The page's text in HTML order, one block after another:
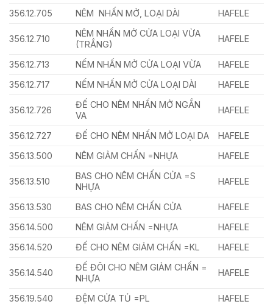
356.12.705 NÊM NHẤN MỞ, LOẠI DÀI HAFELE
356.12.710
NÊM NHẤN MỞ CỬA LOẠI VỪA
(TRẮNG)
HAFELE
356.12.713 NẾM NHẤN MỞ CỬA LOẠI VỪA
HAFELE
356.12.717
NẾM NHẤN MỞ CỬA LOẠI DÀI HAFELE
356.12.726
ĐẾ CHO NÊM NHẤN MỞ NGẮN
VA
HAFELE
356.12.727 ĐẾ CHO NÊM NHẤN MỞ LOẠI DA
HAFELE
356.13.500
NÊM GIẢM CHẤN =NHỰA HAFELE
356.13.510
BAS CHO NÊM CHẤN CỬA =S
NHỰA
HAFELE
356.13.530 BAS CHO NÊM CHẤN CỬA
HAFELE
356.14.500
NÊM GIẢM CHẤN =NHỰA
HAFELE
356.14.520
ĐẾ CHO NÊM GIẢM CHẤN =KL HAFELE
356.14.540
ĐẾ ĐÔI CHO NÊM GIẢM CHẤN =
NHỰA
HAFELE
356.19.540 ĐỆM CỬA TỦ =PL
HAFELE